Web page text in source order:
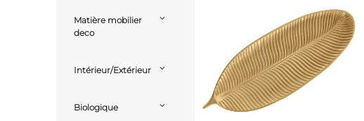
Matière mobilier
deco
Intérieur/Extérieur
Biologique